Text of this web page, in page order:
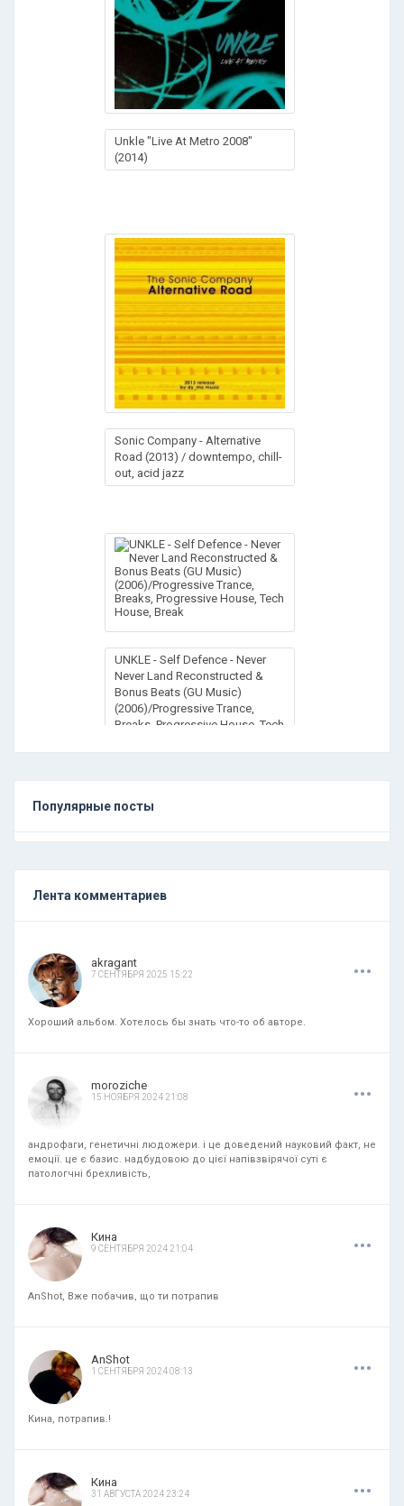
Unkle "Live At Metro 2008"
(2014)
Sonic Company - Alternative
Road (2013) / downtempo, chill-
out, acid jazz
UNKLE - Self Defence - Never
Never Land Reconstructed &
Bonus Beats (GU Music)
(2006)/Progressive Trance,
Breaks, Progressive House, Tech
Популярные посты
Лента комментариев
akragant
7 СЕНТЯБРЯ 2025 15:22 ...
Хороший альбом. Хотелось бы знать что-то об авторе.
moroziche
15 НОЯБРЯ 2024 21:08 ...
андрофаги, генетичні людожери. і це доведений науковий факт, не
емоції. це є базис. надбудовою до цієї напівзвірячої суті є
патологчні брехливість,
Кина
9 СЕНТЯБРЯ 2024 21:04 ...
AnShot, Вже побачив, що ти потрапив
AnShot
1 СЕНТЯБРЯ 2024 08:13 ...
Кина, потрапив.!
Кина
31 АВГУСТА 2024 23:24 ...